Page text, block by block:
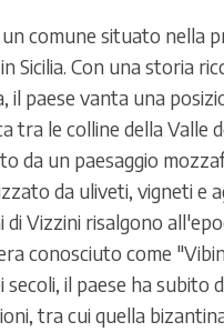
comune situato nella
Sicilia. Con una storia
il paese vanta una
tra le colline della Valle
da un paesaggio
da uliveti, vigneti e
di Vizzini risalgono
conosciuto come
secoli, il paese ha subito
tra cui quella